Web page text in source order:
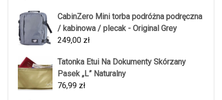
CabinZero Mini torba podróżna podręczna
/ kabinowa / plecak - Original Grey
249,00 zł
Tatonka Etui Na Dokumenty Skórzany
Pasek „L” Naturalny
76,99 zł